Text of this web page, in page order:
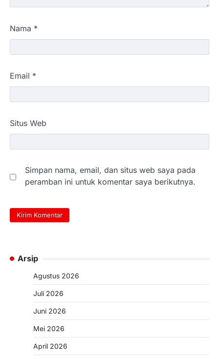
Nama *
Email *
Situs Web
Simpan nama, email, dan situs web saya pada
peramban ini untuk komentar saya berikutnya.
Arsip
Agustus 2026
Juli 2026
Juni 2026
Mei 2026
April 2026